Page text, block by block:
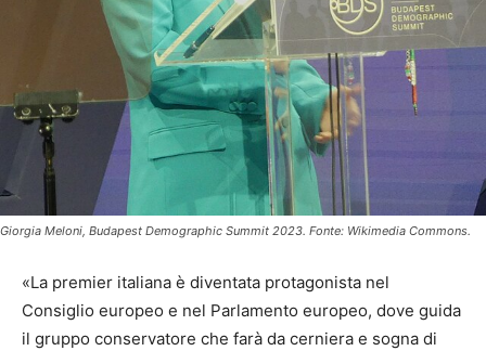
Giorgia Meloni, Budapest Demographic Summit 2023. Fonte: Wikimedia Commons.
«La premier italiana è diventata protagonista nel
Consiglio europeo e nel Parlamento europeo, dove guida
il gruppo conservatore che farà da cerniera e sogna di